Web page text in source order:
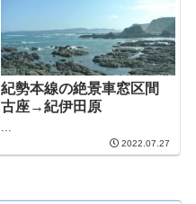
紀勢本線の絶景車窓区間
古座→紀伊田原
2022.07.27